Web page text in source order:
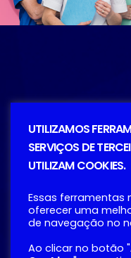
Entre em
UTILIZAMOS
SERVIÇOS DE
UTILIZAM COOKIES.
Essas ferramentas
oferecer uma
de navegação no
Ao clicar no botão "